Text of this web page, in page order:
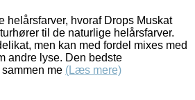
helårsfarver, hvoraf Drops Muskat
til de naturlige helårsfarver.
men kan med fordel mixes med
andre lyse. Den bedste
me (Læs mere)